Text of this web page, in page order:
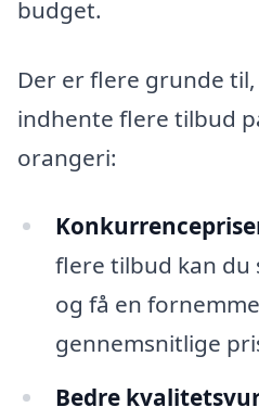
budget.
Der er flere grunde
indhente flere tilbud
orangeri:
flere tilbud kan du
og få en
gennemsnitlige
Bedre